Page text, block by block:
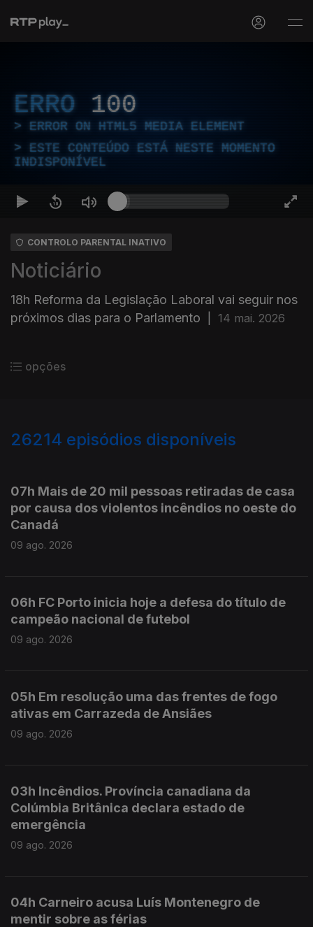
ERRO 100
ERROR ON HTML5 MEDIA ELEMENT
ESTE CONTEÚDO ESTÁ NESTE MOMENTO
INDISPONÍVEL
CONTROLO PARENTAL INATIVO
Noticiário
18h Reforma da Legislação Laboral vai seguir nos
próximos dias para o Parlamento
14 mai. 2026
opções
26214 episódios disponíveis
07h Mais de 20 mil pessoas retiradas de casa
por causa dos violentos incêndios no oeste do
Canadá
09 ago. 2026
06h FC Porto inicia hoje a defesa do título de
campeão nacional de futebol
09 ago. 2026
05h Em resolução uma das frentes de fogo
ativas em Carrazeda de Ansiães
09 ago. 2026
03h Incêndios. Província canadiana da
Colúmbia Britânica declara estado de
emergência
09 ago. 2026
04h Carneiro acusa Luís Montenegro de
mentir sobre as férias